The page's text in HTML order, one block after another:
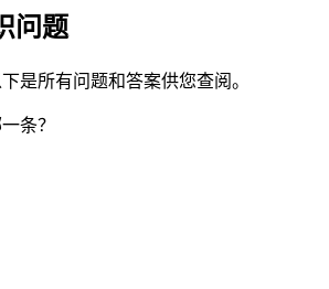
问题
是所有问题和答案供您查阅。
条？